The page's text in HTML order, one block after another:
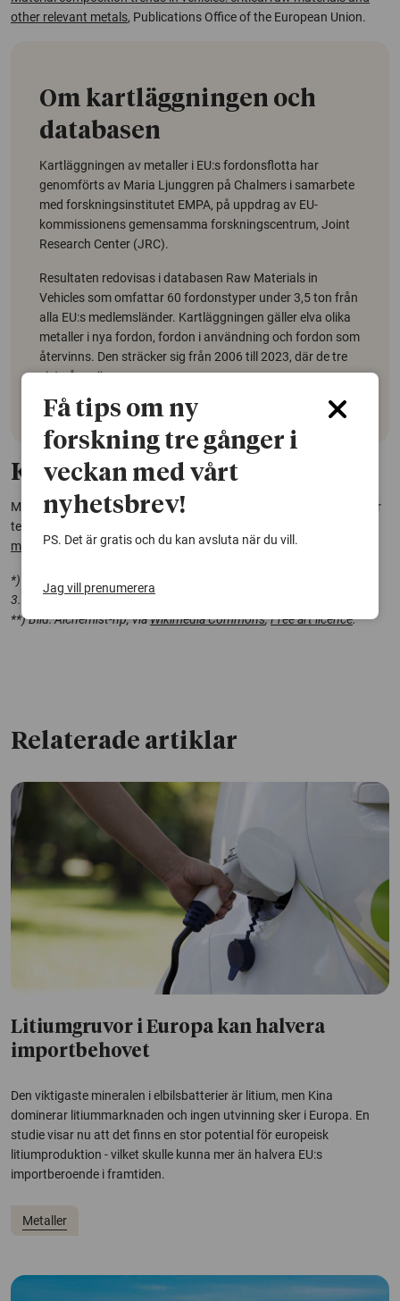
other relevant metals, Publications Office of the European Union.
Om kartläggningen och
databasen
Kartläggningen av metaller i EU:s fordonsflotta har
genomförts av Maria Ljunggren på Chalmers i samarbete
med forskningsinstitutet EMPA, på uppdrag av EU-
kommissionens gemensamma forskningscentrum, Joint
Research Center (JRC).
Resultaten redovisas i databasen Raw Materials in
Vehicles som omfattar 60 fordonstyper under 3,5 ton från
alla EU:s medlemsländer. Kartläggningen gäller elva olika
metaller i nya fordon, fordon i användning och fordon som
återvinns. Den sträcker sig från 2006 till 2023, där de tre
sista åren är en prognos.
Kontakt:
Maria Ljunggren, docent i hållbara materialsystem, institutionen för
teknikens ekonomi och organisation, Chalmers tekniska högskola.
maria.ljunggren@chalmers.se
*) Bild: Materialscientist, via
3.0.
**) Bild: Alchemist-hp, viaWikimedia Commons,Free art licence.
Relaterade artiklar
Litiumgruvor i Europa kan halvera
importbehovet
Den viktigaste mineralen i elbilsbatterier är litium, men Kina
dominerar litiummarknaden och ingen utvinning sker i Europa. En
studie visar nu att det finns en stor potential för europeisk
litiumproduktion - vilket skulle kunna mer än halvera EU:s
importberoende i framtiden.
Metaller
Få tips om ny
forskning tre gånger i
veckan med vårt
nyhetsbrev!
PS. Det är gratis och du kan avsluta när du vill.
Jag vill prenumerera